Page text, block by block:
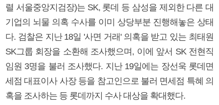
렬 서울중앙지검장)는 SK, 롯데 등 삼성을 제외한 다른 대
기업의 뇌물 의혹 수사를 이미 상당부분 진행해놓은 상태
다. 검찰은 지난 18일 '사면 거래' 의혹을 받고 있는 최태원
SK그룹 회장을 소환해 조사했으며, 이에 앞서 SK 전현직
임원 3명을 불러 조사했다. 지난 19일에는 장선욱 롯데면
세점 대표이사 사장 등을 참고인으로 불러 면세점 특혜 의
혹을 조사하는 등 롯데까지 수사 대상을 확대했다.